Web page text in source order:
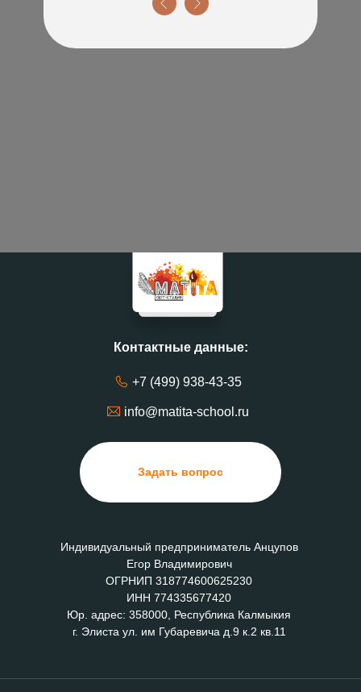
Задать вопрос
+7 (499) 938-43-35
info@matita-school.ru
Контактные данные:
Индивидуальный предприниматель Анцупов
Егор Владимирович
ОГРНИП 318774600625230
ИНН 774335677420
Юр. адрес: 358000, Республика Калмыкия
г. Элиста ул. им Губаревича д.9 к.2 кв.11